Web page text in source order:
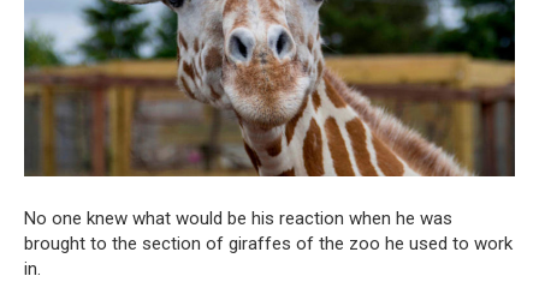
No one knew what would be his reaction when he was
brought to the section of giraffes of the zoo he used to work
in.